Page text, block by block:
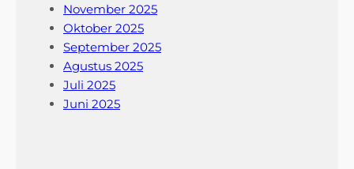
November 2025
Oktober 2025
September 2025
Agustus 2025
Juli 2025
Juni 2025